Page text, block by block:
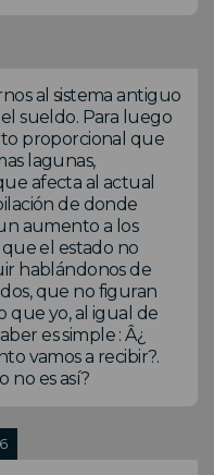
al sistema antiguo
sueldo. Para luego
proporcional que
lagunas,
afecta al actual
de donde
aumento a los
que el estado no
hablándonos de
que no figuran
que yo, al igual de
es simple : Â¿
vamos a recibir?.
no es así?